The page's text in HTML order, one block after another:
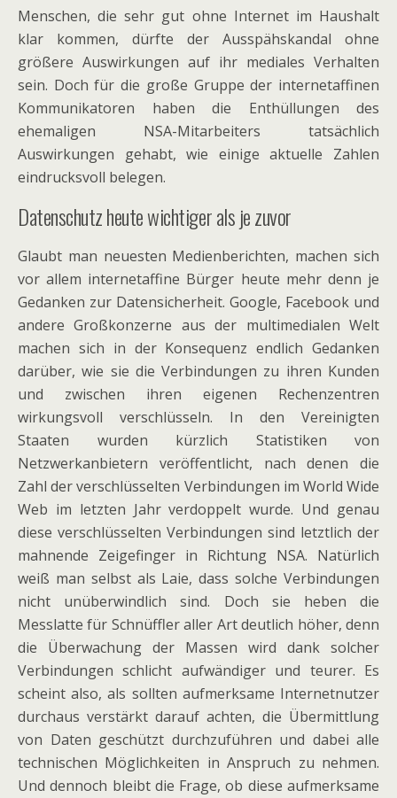
Menschen, die sehr gut ohne Internet im Haushalt
klar kommen, dürfte der Ausspähskandal ohne
größere Auswirkungen auf ihr mediales Verhalten
sein. Doch für die große Gruppe der internetaffinen
Kommunikatoren haben die Enthüllungen des
ehemaligen NSA-Mitarbeiters tatsächlich
Auswirkungen gehabt, wie einige aktuelle Zahlen
eindrucksvoll belegen.
Datenschutz heute wichtiger als je zuvor
Glaubt man neuesten Medienberichten, machen sich
vor allem internetaffine Bürger heute mehr denn je
Gedanken zur Datensicherheit. Google, Facebook und
andere Großkonzerne aus der multimedialen Welt
machen sich in der Konsequenz endlich Gedanken
darüber, wie sie die Verbindungen zu ihren Kunden
und zwischen ihren eigenen Rechenzentren
wirkungsvoll verschlüsseln. In den Vereinigten
Staaten wurden kürzlich Statistiken von
Netzwerkanbietern veröffentlicht, nach denen die
Zahl der verschlüsselten Verbindungen im World Wide
Web im letzten Jahr verdoppelt wurde. Und genau
diese verschlüsselten Verbindungen sind letztlich der
mahnende Zeigefinger in Richtung NSA. Natürlich
weiß man selbst als Laie, dass solche Verbindungen
nicht unüberwindlich sind. Doch sie heben die
Messlatte für Schnüffler aller Art deutlich höher, denn
die Überwachung der Massen wird dank solcher
Verbindungen schlicht aufwändiger und teurer. Es
scheint also, als sollten aufmerksame Internetnutzer
durchaus verstärkt darauf achten, die Übermittlung
von Daten geschützt durchzuführen und dabei alle
technischen Möglichkeiten in Anspruch zu nehmen.
Und dennoch bleibt die Frage, ob diese aufmerksame